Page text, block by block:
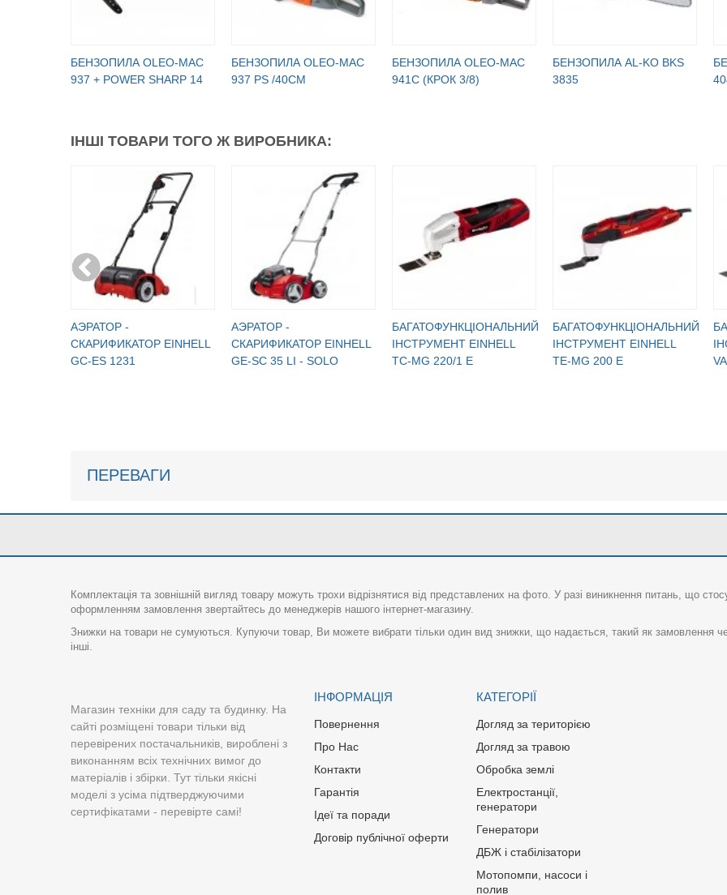
БЕНЗОПИЛА OLEO-МАC
937 + POWER SHARP 14
БЕНЗОПИЛА OLEO-МАC
937 PS /40СМ
БЕНЗОПИЛА OLEO-МАC
941C (КРОК 3/8)
БЕНЗОПИЛА AL-KO BKS
3835
ІНШІ ТОВАРИ ТОГО Ж ВИРОБНИКА:
АЭРАТОР -
СКАРИФИКАТОР EINHELL
GC-ES 1231
АЭРАТОР -
СКАРИФИКАТОР EINHELL
GE-SC 35 LI - SOLO
БАГАТОФУНКЦІОНАЛЬНИЙ
ІНСТРУМЕНТ EINHELL
TC-MG 220/1 E
БАГАТОФУНКЦІОНАЛЬНИЙ
ІНСТРУМЕНТ EINHELL
TE-MG 200 E
ПЕРЕВАГИ
Комплектація та зовнішній вигляд товару можуть трохи відрізнятися від представлених на фото. У разі виникнення питань, що
оформленням замовлення звертайтесь до менеджерів нашого інтернет-магазину.
Знижки на товари не сумуються. Купуючи товар, Ви можете вибрати тільки один вид знижки, що надається, такий як замовлення
інші.
Магазин техніки для саду та будинку. На
сайті розміщені товари тільки від
перевірених постачальників, вироблені з
виконанням всіх технічних вимог до
матеріалів і збірки. Тут тільки якісні
моделі з усіма підтверджуючими
сертифікатами - перевірте самі!
ІНФОРМАЦІЯ
Повернення
Про Нас
Контакти
Гарантія
Ідеї та поради
Договір публічної оферти
КАТЕГОРІЇ
Догляд за територією
Догляд за травою
Обробка землі
Електростанції,
генератори
Генератори
ДБЖ і стабілізатори
Мотопомпи, насоси і
полив